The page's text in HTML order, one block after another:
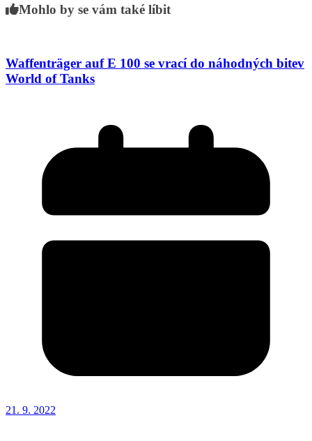
Mohlo by se vám také líbit
Waffenträger auf E 100 se vrací do náhodných bitev
World of Tanks
21. 9. 2022